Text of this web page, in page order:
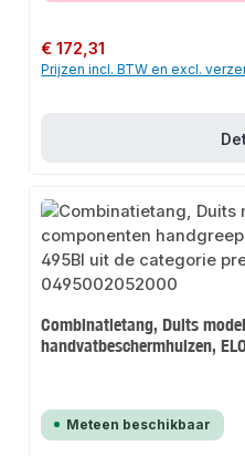
Normale prijs:
€ 172,31
Prijzen incl. BTW en excl.
Combinatietang, Duits
handvatbeschermhulzen,
Meteen beschikbaar